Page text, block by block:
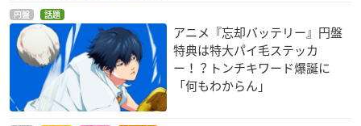
円盤 話題
アニメ『忘却バッテリー』円盤
特典は特大パイ毛ステッカ
ー！？トンチキワード爆誕に
「何もわからん」